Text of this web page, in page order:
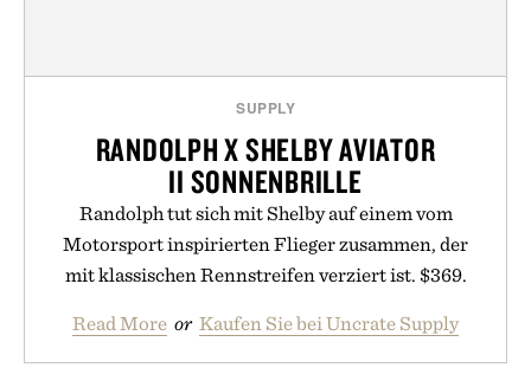
SUPPLY
RANDOLPH X SHELBY AVIATOR
II SONNENBRILLE
Randolph tut sich mit Shelby auf einem vom
Motorsport inspirierten Flieger zusammen, der
mit klassischen Rennstreifen verziert ist. $369.
Read More or Kaufen Sie bei Uncrate Supply